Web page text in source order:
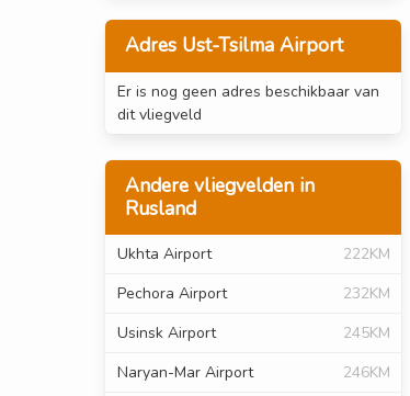
Adres Ust-Tsilma Airport
Er is nog geen adres beschikbaar van
dit vliegveld
Andere vliegvelden in
Rusland
Ukhta Airport
222KM
Pechora Airport
232KM
Usinsk Airport
245KM
Naryan-Mar Airport
246KM